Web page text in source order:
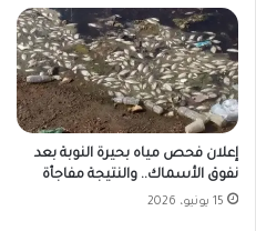
إعلان فحص مياه بحيرة النوبة بعد
نفوق الأسماك.. والنتيجة مفاجأة
15 يونيو، 2026